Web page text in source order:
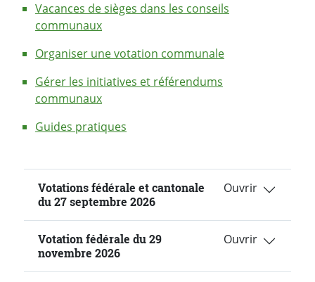
Vacances de sièges dans les conseils
communaux
Organiser une votation communale
Gérer les initiatives et référendums
communaux
Guides pratiques
Votations fédérale et cantonale
du 27 septembre 2026
Votation fédérale du 29
novembre 2026